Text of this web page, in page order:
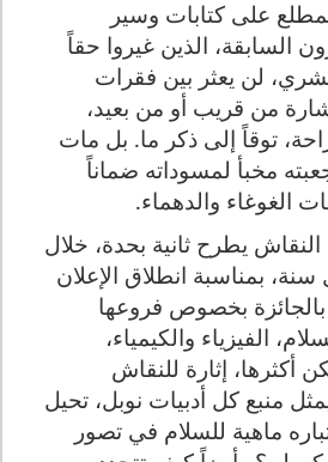
على كتابات وسير
السابقة، الذين غيروا حقاً
لن يعثر بين فقرات
من قريب أو من بعيد،
توقاً إلى ذكر ما. بل مات
مخبأ لمسوداته ضماناً
الغوغاء والدهماء.
يطرح ثانية بحدة، خلال
بمناسبة انطلاق الإعلان
بالجائزة بخصوص فروعها
الفيزياء والكيمياء،
أكثرها، إثارة للنقاش
منبع كل أدبيات نوبل، تحيل
ماهية للسلام في تصور